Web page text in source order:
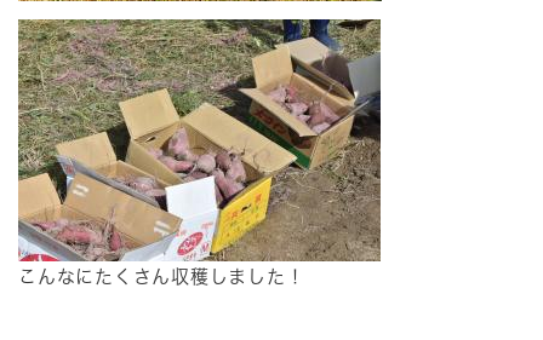
​こんなにたくさん収穫しました！​